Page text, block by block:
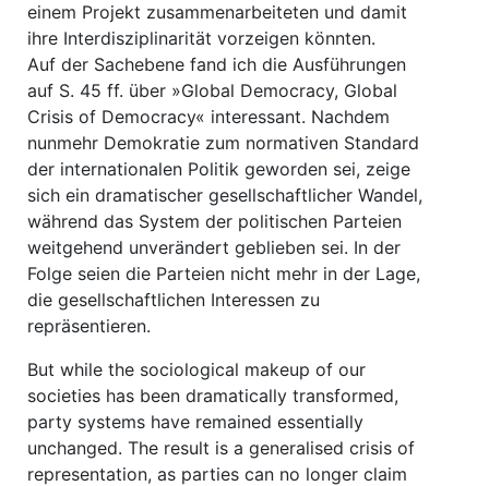
einem Projekt zusammenarbeiteten und damit
ihre Interdisziplinarität vorzeigen könnten.
Auf der Sachebene fand ich die Ausführungen
auf S. 45 ff. über »Global Democracy, Global
Crisis of Democracy« interessant. Nachdem
nunmehr Demokratie zum normativen Standard
der internationalen Politik geworden sei, zeige
sich ein dramatischer gesellschaftlicher Wandel,
während das System der politischen Parteien
weitgehend unverändert geblieben sei. In der
Folge seien die Parteien nicht mehr in der Lage,
die gesellschaftlichen Interessen zu
repräsentieren.
But while the sociological makeup of our
societies has been dramatically transformed,
party systems have remained essentially
unchanged. The result is a generalised crisis of
representation, as parties can no longer claim